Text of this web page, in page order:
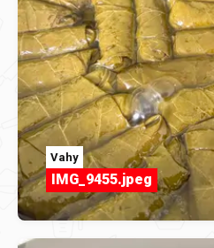
Vahy
IMG_9455.jpeg